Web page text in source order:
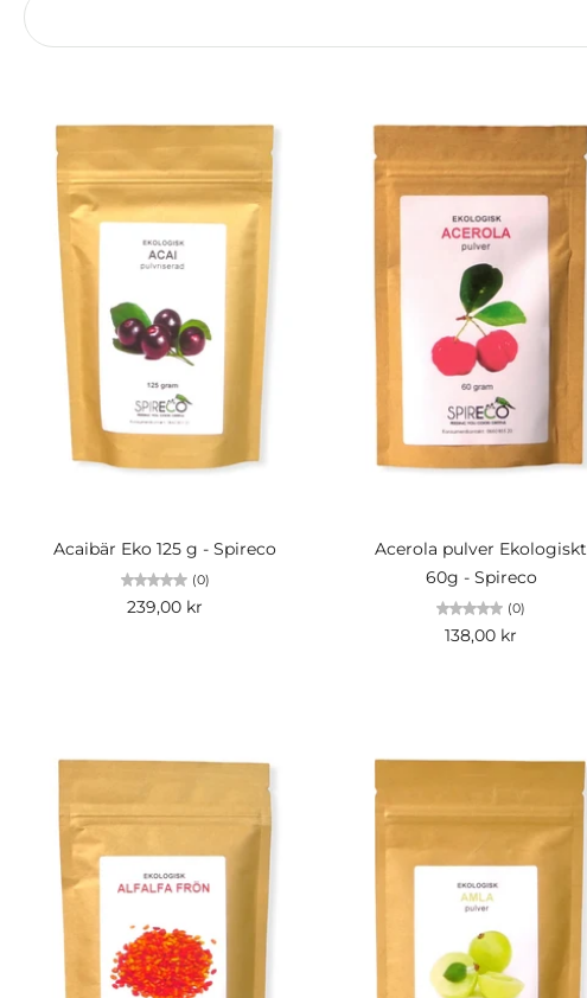
Acaibär Eko 125 g - Spireco
(0)
239,00 kr
Acerola pulver Ekologiskt
60g - Spireco
(0)
138,00 kr